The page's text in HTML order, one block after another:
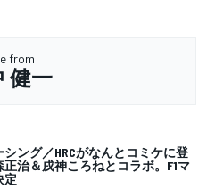
from
健一
ング／HRCがなんとコミケに登
治＆戌神ころねとコラボ。F1マ
定